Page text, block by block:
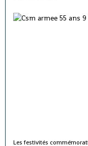
Les festivités